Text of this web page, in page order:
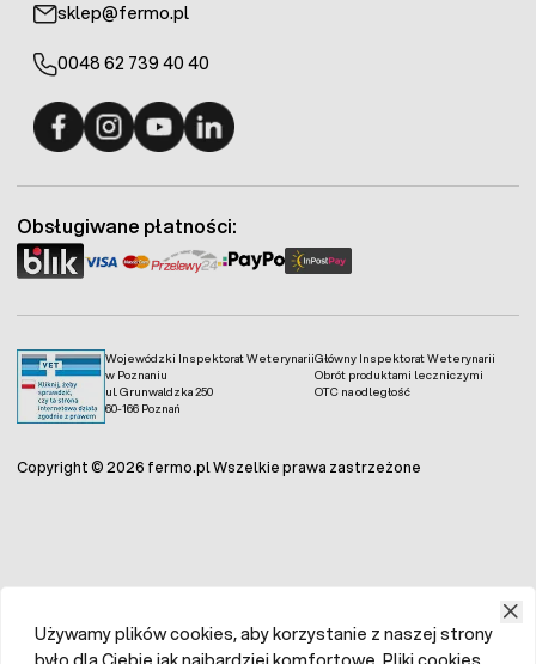
sklep@fermo.pl
0048 62 739 40 40
Wojewódzki Inspektorat Weterynarii
w Poznaniu
ul. Grunwaldzka 250
60-166 Poznań
Główny Inspektorat Weterynarii
Obrót produktami leczniczymi
OTC na odległość
Obsługiwane płatności:
Copyright © 2026 fermo.pl Wszelkie prawa zastrzeżone
Używamy plików cookies, aby korzystanie z naszej strony